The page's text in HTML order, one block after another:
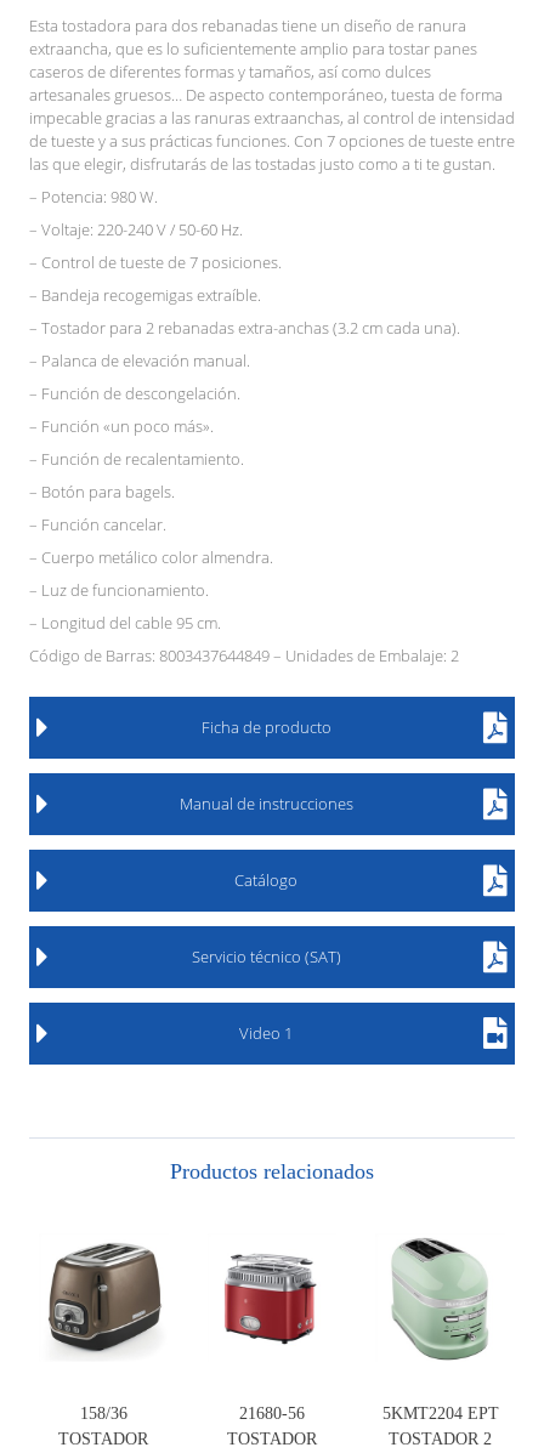
Esta tostadora para dos rebanadas tiene un diseño de ranura
extraancha, que es lo suficientemente amplio para tostar panes
caseros de diferentes formas y tamaños, así como dulces
artesanales gruesos… De aspecto contemporáneo, tuesta de forma
impecable gracias a las ranuras extraanchas, al control de intensidad
de tueste y a sus prácticas funciones. Con 7 opciones de tueste entre
las que elegir, disfrutarás de las tostadas justo como a ti te gustan.
– Potencia: 980 W.
– Voltaje: 220-240 V / 50-60 Hz.
– Control de tueste de 7 posiciones.
– Bandeja recogemigas extraíble.
– Tostador para 2 rebanadas extra-anchas (3.2 cm cada una).
– Palanca de elevación manual.
– Función de descongelación.
– Función «un poco más».
– Función de recalentamiento.
– Botón para bagels.
– Función cancelar.
– Cuerpo metálico color almendra.
– Luz de funcionamiento.
– Longitud del cable 95 cm.
Código de Barras: 8003437644849 – Unidades de Embalaje: 2
Ficha de producto
Manual de instrucciones
Catálogo
Servicio técnico (SAT)
Video 1
Productos relacionados
158/36
TOSTADOR
21680-56
TOSTADOR
5KMT2204 EPT
TOSTADOR 2